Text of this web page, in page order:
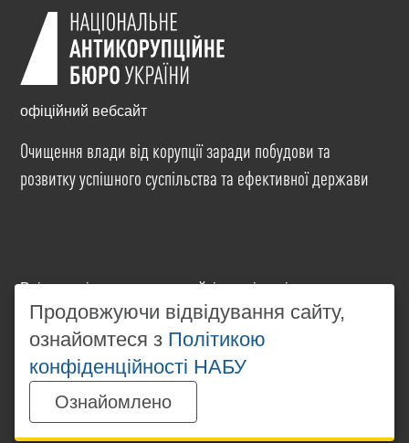
офіційний вебсайт
Очищення влади від корупції заради побудови та
розвитку успішного суспільства та ефективної держави
Всі матеріали на цьому сайті розміщені на умовах
ліцензіїCreative Commons Attribution-NonCommercial-
NoDerivatives 4.0 International. Використання будь-
яких матеріалів, розміщених на сайті, дозволяється
за умови посилання наwww.nabu.gov.ua
незалежності від повного або часткового
використання матеріалів.
Продовжуючи відвідування сайту,
ознайомтеся з Політикою
конфіденційності НАБУ
Ознайомлено